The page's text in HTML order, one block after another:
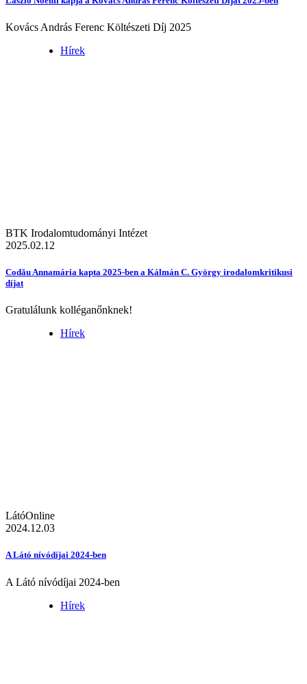
Kovács András Ferenc Költészeti Díj 2025
Hírek
BTK Irodalomtudományi Intézet
2025.02.12
Codău Annamária kapta 2025-ben a Kálmán C. György irodalomkritikusi
díjat
Gratulálunk kolléganőnknek!
Hírek
LátóOnline
2024.12.03
A Látó nívódíjai 2024-ben
A Látó nívódíjai 2024-ben
Hírek